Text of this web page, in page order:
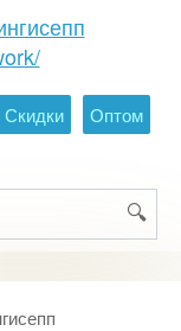
Скидки
Оптом